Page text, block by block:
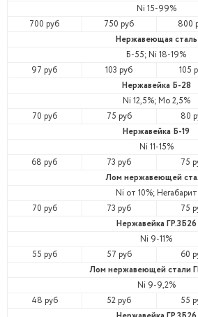
Ni 15-99%
700 руб
750 руб 800
Нержавеющая сталь
Б-55; Ni 18-19%
97 руб
103 руб 105
Нержавейка Б-28
Ni 12,5%; Mo 2,5%
70 руб
75 руб 80
Нержавейка Б-19
Ni 11-15%
68 руб
73 руб 75
Лом нержавеющей
Ni от 10%; Негабарит
70 руб
73 руб 75
Нержавейка ГР.3Б26
Ni 9-11%
55 руб
57 руб 60
Лом нержавеющей стали
Ni 9-9,2%
48 руб
52 руб 55